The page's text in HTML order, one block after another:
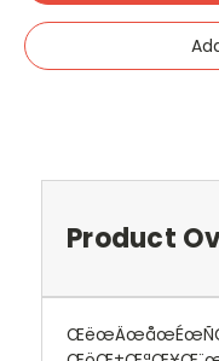
Product